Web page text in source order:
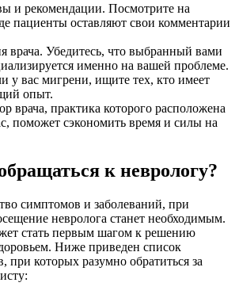
и рекомендации. Посмотрите на
пациенты оставляют свои комментарии
врача. Убедитесь, что выбранный вами
именно на вашей проблеме.
у вас мигрени, ищите тех, кто имеет
опыт.
врача, практика которого расположена
поможет сэкономить время и силы на
к неврологу?
симптомов и заболеваний, при
невролога станет необходимым.
стать первым шагом к решению
Ниже приведен список
при которых разумно обратиться за